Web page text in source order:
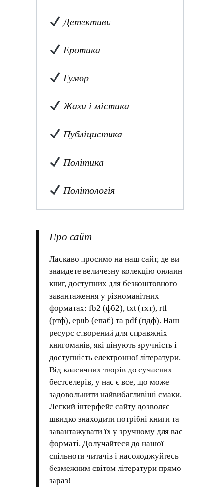
Детективи
Еротика
Гумор
Жахи і містика
Публіцистика
Політика
Політологія
Про сайт
Ласкаво просимо на наш сайт, де ви
знайдете величезну колекцію онлайн
книг, доступних для безкоштовного
завантаження у різноманітних
форматах: fb2 (фб2), txt (тхт), rtf
(ртф), epub (епаб) та pdf (пдф). Наш
ресурс створений для справжніх
книгоманів, які цінують зручність і
доступність електронної літератури.
Від класичних творів до сучасних
бестселерів, у нас є все, що може
задовольнити найвибагливіші смаки.
Легкий інтерфейс сайту дозволяє
швидко знаходити потрібні книги та
завантажувати їх у зручному для вас
форматі. Долучайтеся до нашої
спільноти читачів і насолоджуйтесь
безмежним світом літератури прямо
зараз!